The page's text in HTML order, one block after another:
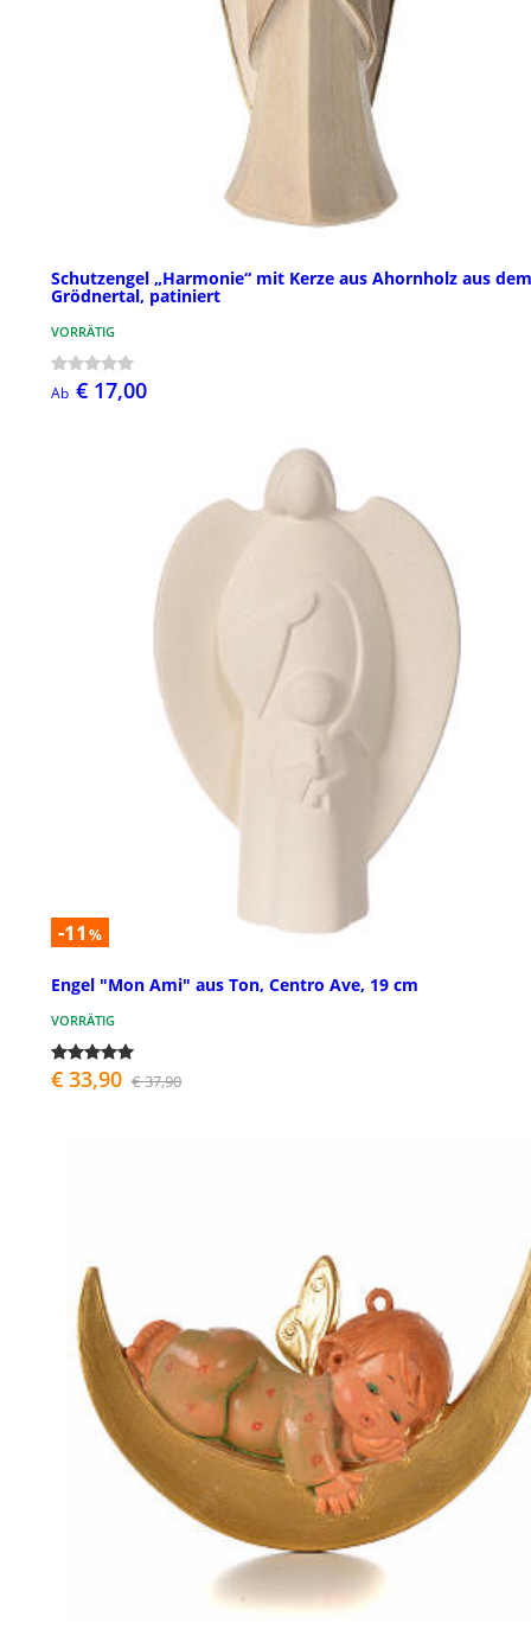
Schutzengel „Harmonie“ mit Kerze aus Ahornholz aus dem
Grödnertal, patiniert
VORRÄTIG
Ab € 17,00
-11 %
Engel "Mon Ami" aus Ton, Centro Ave, 19 cm
VORRÄTIG
€ 33,90 € 37,90